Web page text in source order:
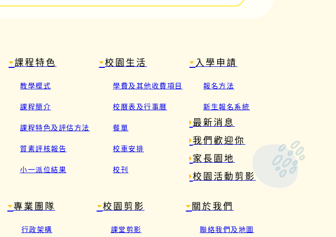
課程特色
教學模式
課程簡介
課程特色及評估方法
質素評核報告
小一派位結果
校園生活
學費及其他收費項目
校曆表及行事曆
餐單
校車安排
校刊
入學申請
報名方法
新生報名系統
最新消息
我們歡迎你
家長園地
校園活動剪影
專業團隊
行政架構
校園剪影
課堂剪影
關於我們
聯絡我們及地圖